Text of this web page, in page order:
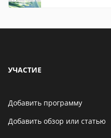
УЧАСТИЕ
Добавить программу
Добавить обзор или статью